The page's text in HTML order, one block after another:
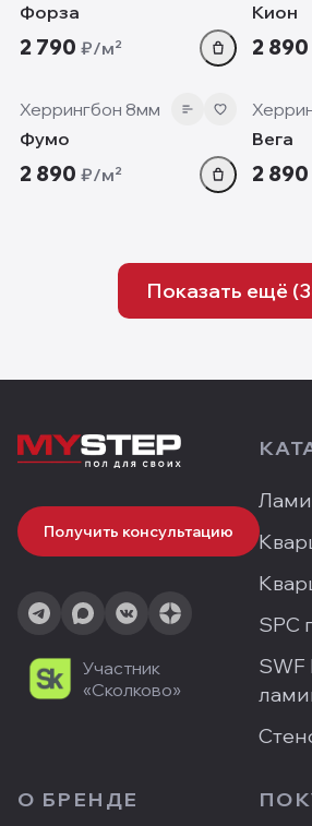
Форза
2 790 ₽/м²
Кион
2 890
8 мм
Херрингбон 8мм
Фумо
2 890 ₽/м²
8
Вега
2 890
Показать ещё (
Получить консультацию
Участник
«Сколково»
SPC
О БРЕНДЕ